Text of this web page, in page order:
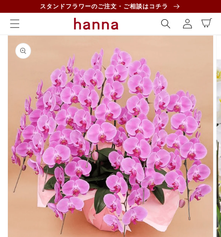
進む
スタンドフラワーのご注文・ご相談はコチラ
グ
イ
カ
ー
ト
商品情
報にス
キップ
ギ
ャ
ラ
リ
ー
ビ
ュ
ー
で
掲